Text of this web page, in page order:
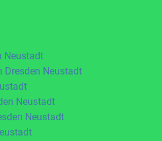
Neustadt
Dresden Neustadt
Neustadt
Neustadt